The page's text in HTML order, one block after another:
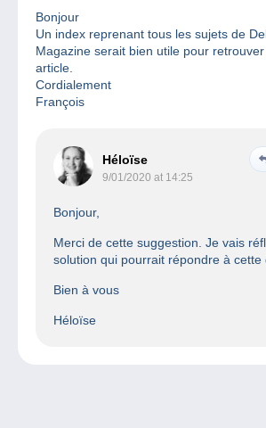
Bonjour
Un index reprenant tous les sujets de
Magazine serait bien utile pour
article.
Cordialement
François
Héloïse
9/01/2020 at 14:25
Bonjour,
Merci de cette suggestion. Je vais
solution qui pourrait répondre à cette
Bien à vous
Héloïse